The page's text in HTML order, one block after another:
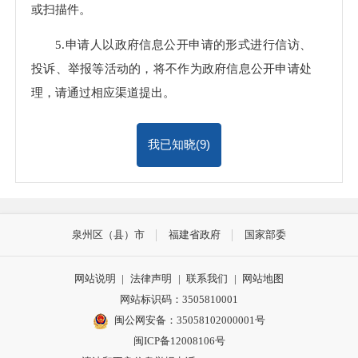
或扫描件。
5.申请人以政府信息公开申请的形式进行信访、
投诉、举报等活动的，将不作为政府信息公开申请处
理，请通过相应渠道提出。
我已知晓(9)
泉州区（县）市 福建省政府 国家部委
网站说明 | 法律声明 | 联系我们 |
网站地图
网站标识码：3505810001
闽公网安备：35058102000001号
闽ICP备12008106号